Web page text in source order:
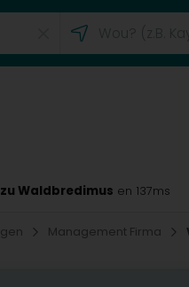
Waldbredimus en 137ms
Management Firma